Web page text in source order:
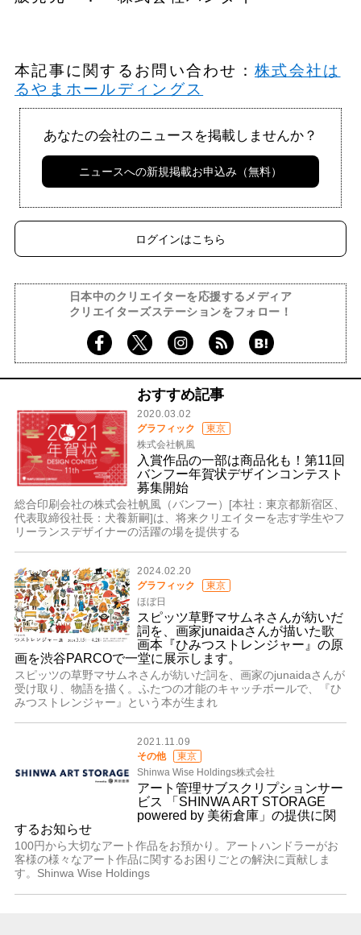
本記事に関するお問い合わせ：株式会社は
るやまホールディングス
あなたの会社のニュースを掲載しませんか？
ニュースへの新規掲載お申込み（無料）
ログインはこちら
日本中のクリエイターを応援するメディア
クリエイターズステーションをフォロー！
おすすめ記事
2020.03.02
グラフィック
東京
株式会社帆風
入賞作品の一部は商品化も！第11回
バンフー年賀状デザインコンテスト
募集開始
総合印刷会社の株式会社帆風（バンフー）[本社：東京都新宿区、
代表取締役社長：犬養新嗣]は、将来クリエイターを志す学生やフ
リーランスデザイナーの活躍の場を提供する
2024.02.20
グラフィック
東京
ほぼ日
スピッツ草野マサムネさんが紡いだ
詞を、画家junaidaさんが描いた歌
画本『ひみつストレンジャー』の原
画を渋谷PARCOで一堂に展示します。
スピッツの草野マサムネさんが紡いだ詞を、画家のjunaidaさんが
受け取り、物語を描く。ふたつの才能のキャッチボールで、『ひ
みつストレンジャー』という本が生まれ
2021.11.09
その他
東京
Shinwa Wise Holdings株式会社
アート管理サブスクリプションサー
ビス 「SHINWA ART STORAGE
powered by 美術倉庫」の提供に関
するお知らせ
100円から大切なアート作品をお預かり。アートハンドラーがお
客様の様々なアート作品に関するお困りごとの解決に貢献しま
す。Shinwa Wise Holdings